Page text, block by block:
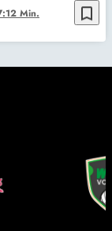
bookmark_border
Min.